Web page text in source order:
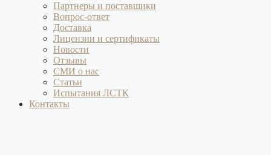
Партнеры и поставщики
Вопрос-ответ
Доставка
Лицензии и сертификаты
Новости
Отзывы
СМИ о нас
Статьи
Испытания ЛСТК
Контакты